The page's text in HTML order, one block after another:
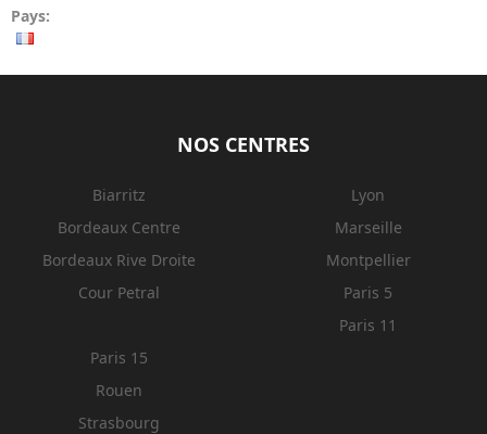
Pays:
NOS CENTRES
Biarritz
Bordeaux Centre
Bordeaux Rive Droite
Cour Petral
Lyon
Marseille
Montpellier
Paris 5
Paris 11
Paris 15
Rouen
Strasbourg